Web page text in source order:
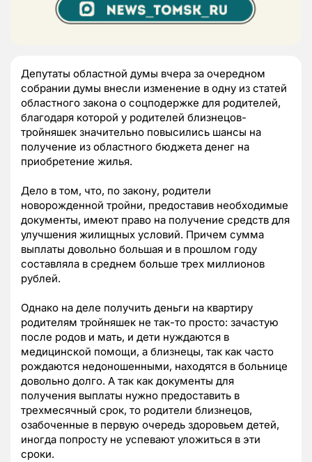
Депутаты областной думы вчера за очередном
собрании думы внесли изменение в одну из статей
областного закона о соцподержке для родителей,
благодаря которой у родителей близнецов-
тройняшек значительно повысились шансы на
получение из областного бюджета денег на
приобретение жилья.
Дело в том, что, по закону, родители
новорожденной тройни, предоставив необходимые
документы, имеют право на получение средств для
улучшения жилищных условий. Причем сумма
выплаты довольно большая и в прошлом году
составляла в среднем больше трех миллионов
рублей.
Однако на деле получить деньги на квартиру
родителям тройняшек не так-то просто: зачастую
после родов и мать, и дети нуждаются в
медицинской помощи, а близнецы, так как часто
рождаются недоношенными, находятся в больнице
довольно долго. А так как документы для
получения выплаты нужно предоставить в
трехмесячный срок, то родители близнецов,
озабоченные в первую очередь здоровьем детей,
иногда попросту не успевают уложиться в эти
сроки.